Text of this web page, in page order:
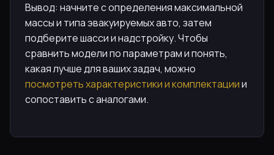
Вывод: начните с определения максимальной
массы и типа эвакуируемых авто, затем
подберите шасси и надстройку. Чтобы
сравнить модели по параметрам и понять,
какая лучше для ваших задач, можно
посмотреть характеристики и комплектациии
сопоставить с аналогами.